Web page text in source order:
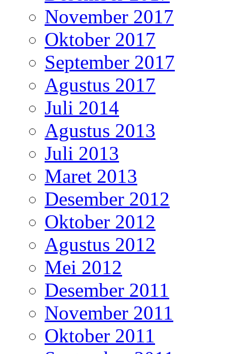
November 2017
Oktober 2017
September 2017
Agustus 2017
Juli 2014
Agustus 2013
Juli 2013
Maret 2013
Desember 2012
Oktober 2012
Agustus 2012
Mei 2012
Desember 2011
November 2011
Oktober 2011